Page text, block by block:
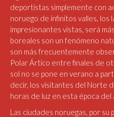
deportistas simplemente con
noruego de infinitos valles, los
impresionantes vistas, será
boreales son un fenómeno
son más frecuentemente
Polar Ártico entre finales de
sol no se pone en verano a
decir, los visitantes del Norte
horas de luz en esta época del
Las ciudades noruegas, por